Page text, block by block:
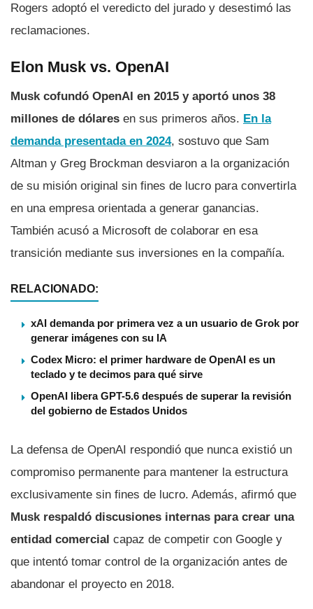
Rogers adoptó el veredicto del jurado y desestimó las
reclamaciones.
Elon Musk vs. OpenAI
Musk cofundó OpenAI en 2015 y aportó unos 38
millones de dólares en sus primeros años. En la
demanda presentada en 2024, sostuvo que Sam
Altman y Greg Brockman desviaron a la organización
de su misión original sin fines de lucro para convertirla
en una empresa orientada a generar ganancias.
También acusó a Microsoft de colaborar en esa
transición mediante sus inversiones en la compañía.
RELACIONADO:
xAI demanda por primera vez a un usuario de Grok por
generar imágenes con su IA
Codex Micro: el primer hardware de OpenAI es un
teclado y te decimos para qué sirve
OpenAI libera GPT-5.6 después de superar la revisión
del gobierno de Estados Unidos
La defensa de OpenAI respondió que nunca existió un
compromiso permanente para mantener la estructura
exclusivamente sin fines de lucro. Además, afirmó que
Musk respaldó discusiones internas para crear una
entidad comercial capaz de competir con Google y
que intentó tomar control de la organización antes de
abandonar el proyecto en 2018.